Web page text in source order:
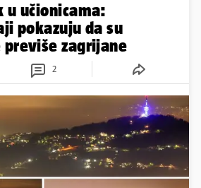
u učionicama:
pokazuju da su
zagrijane
2